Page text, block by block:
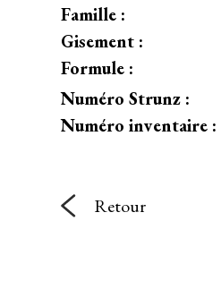
Famille :
Gisement :
Formule :
Numéro Strunz :
Numéro inventaire :
Retour